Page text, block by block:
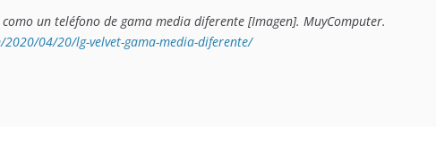
como un teléfono de gama media diferente
04/20/lg-velvet-gama-media-diferente/